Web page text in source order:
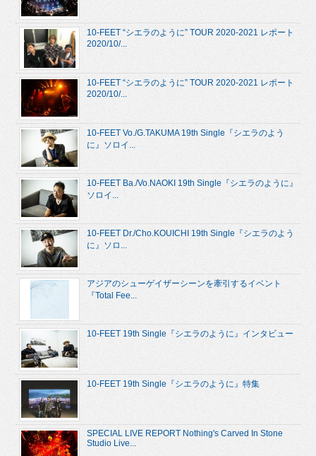
10-FEET “シエラのように” TOUR 2020-2021 レポート
2020/10/...
10-FEET “シエラのように” TOUR 2020-2021 レポート
2020/10/...
10-FEET Vo./G.TAKUMA 19th Single『シエラのよう
に』ソロイ...
10-FEET Ba./Vo.NAOKI 19th Single『シエラのように』
ソロイ...
10-FEET Dr./Cho.KOUICHI 19th Single『シエラのよう
に』ソロ...
アジアのシューゲイザーシーンを牽引するイベント
『Total Fee...
10-FEET 19th Single『シエラのように』インタビュー
10-FEET 19th Single『シエラのように』特集
SPECIAL LIVE REPORT Nothing's Carved In Stone
Studio Live...